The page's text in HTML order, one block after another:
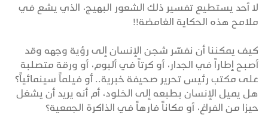
لا أحد يستطيع تفسير ذلك الشعور البهيج، الذي يشع في
ملامح هذه الحكاية الغامضة!!
كيف يمكننا أن نفسّر شجن الإنسان إلى رؤية وجهه وقد
أصبح إطاراً في الجدار، أو كرتاً في ألبوم، أو ورقة متصلبة
على مكتب رئيس تحرير صحيفة خبرية.. أو فيلماً سينمائياً؟
هل يميل الإنسان بطبعه إلى الخلود، أم أنه يريد أن يشغل
حيزا من الفراغ، أو مكاناً فارهاً في الذاكرة الجمعية؟